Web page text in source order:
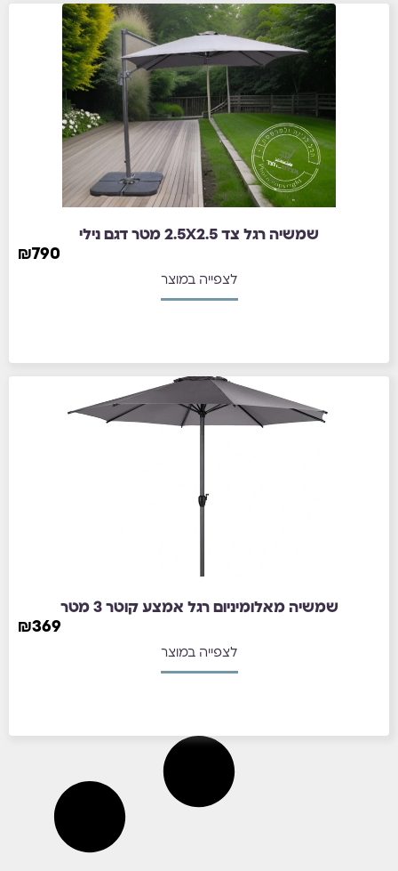
שמשיה רגל צד 2.5X2.5 מטר דגם נילי
₪790
לצפייה במוצר
שמשיה מאלומיניום רגל אמצע קוטר 3 מטר
₪369
לצפייה במוצר